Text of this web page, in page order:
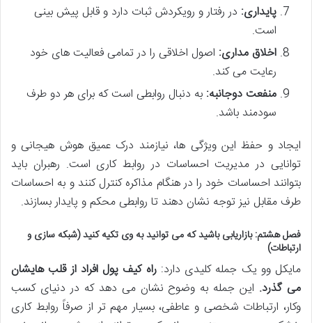
پایداری: در رفتار و رویکردش ثبات دارد و قابل پیش بینی
است.
اخلاق مداری: اصول اخلاقی را در تمامی فعالیت های خود
رعایت می کند.
منفعت دوجانبه: به دنبال روابطی است که برای هر دو طرف
سودمند باشد.
ایجاد و حفظ این ویژگی ها، نیازمند درک عمیق هوش هیجانی و
توانایی در مدیریت احساسات در روابط کاری است. رهبران باید
بتوانند احساسات خود را در هنگام مذاکره کنترل کنند و به احساسات
طرف مقابل نیز توجه نشان دهند تا روابطی محکم و پایدار بسازند.
فصل هشتم: بازاریابی باشید که می توانید به وی تکیه کنید (شبکه سازی و
ارتباطات)
مایکل وو یک جمله کلیدی دارد:راه کیف پول افراد از قلب هایشان
می گذرد. این جمله به وضوح نشان می دهد که در دنیای کسب
وکار، ارتباطات شخصی و عاطفی، بسیار مهم تر از صرفاً روابط کاری